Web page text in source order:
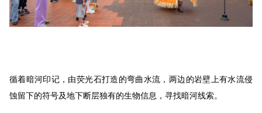
循着暗河印记，由荧光石打造的弯曲水流，两边的岩壁上有水流侵
蚀留下的符号及地下断层独有的生物信息，寻找暗河线索。